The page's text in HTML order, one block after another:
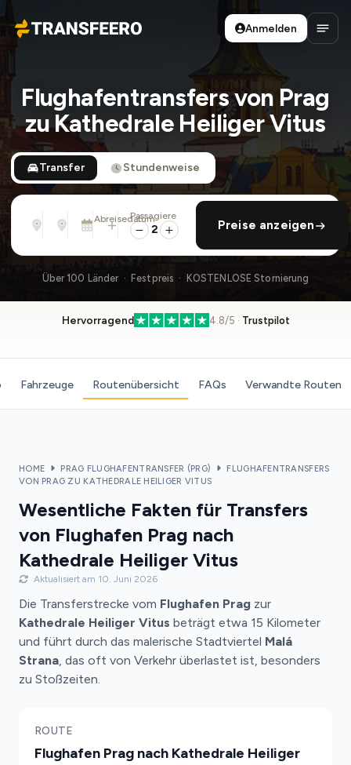
Transfeero
Anmelden
Flughafentransfers von Prag
zu Kathedrale Heiliger Vitus
Transfer Stundenweise
Von
Adresse, Flughafen, Hotel, ...
Nach
Adresse, Flughafen, Hotel, ...
Abreisedatum
Mo., 10. Aug. · 13:45
rückfahrt hinzufügen
Passagiere
2 Preise anzeigen
Über 100 Länder · Festpreis · KOSTENLOSE Stornierung
Hervorragend 4.8/5 · Trustpilot
Fahrzeuge Routenübersicht FAQs Verwandte Routen
HOME PRAG FLUGHAFENTRANSFER (PRG)
FLUGHAFENTRANSFERS
VON PRAG ZU KATHEDRALE HEILIGER VITUS
Wesentliche Fakten für Transfers
von Flughafen Prag nach
Kathedrale Heiliger Vitus
Aktualisiert am 10. Juni 2026
Die Transferstrecke vom Flughafen Prag zur
Kathedrale Heiliger Vitus beträgt etwa 15 Kilometer
und führt durch das malerische Stadtviertel Malá
Strana, das oft von Verkehr überlastet ist, besonders
zu Stoßzeiten.
ROUTE
Flughafen Prag nach Kathedrale Heiliger